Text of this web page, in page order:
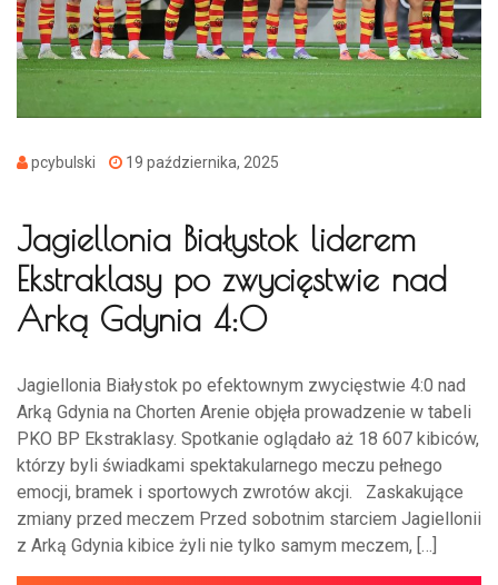
pcybulski 19 października, 2025
Jagiellonia Białystok liderem
Ekstraklasy po zwycięstwie nad
Arką Gdynia 4:0
Jagiellonia Białystok po efektownym zwycięstwie 4:0 nad
Arką Gdynia na Chorten Arenie objęła prowadzenie w tabeli
PKO BP Ekstraklasy. Spotkanie oglądało aż 18 607 kibiców,
którzy byli świadkami spektakularnego meczu pełnego
emocji, bramek i sportowych zwrotów akcji. Zaskakujące
zmiany przed meczem Przed sobotnim starciem Jagiellonii
z Arką Gdynia kibice żyli nie tylko samym meczem, […]